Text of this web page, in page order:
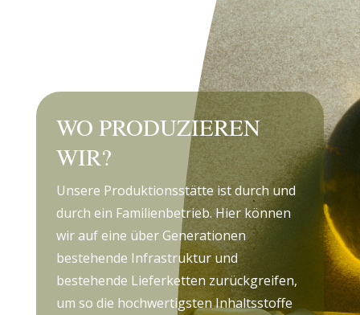
WO PRODUZIEREN
WIR?
Unsere Produktionsstätte ist durch und
durch ein Familienbetrieb. Hier können
wir auf eine über Generationen
bestehende Infrastruktur und
bestehende Lieferketten zurückgreifen,
um so die hochwertigsten Inhaltsstoffe